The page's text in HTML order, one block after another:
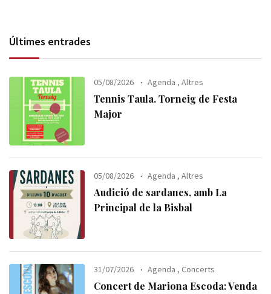
Últimes entrades
05/08/2026 Agenda ,Altres
Tennis Taula. Torneig de Festa
Major
05/08/2026 Agenda ,Altres
Audició de sardanes, amb La
Principal de la Bisbal
31/07/2026 Agenda , Concerts
Concert de Mariona Escoda: Venda